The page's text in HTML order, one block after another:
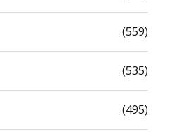
(559)
(535)
(495)